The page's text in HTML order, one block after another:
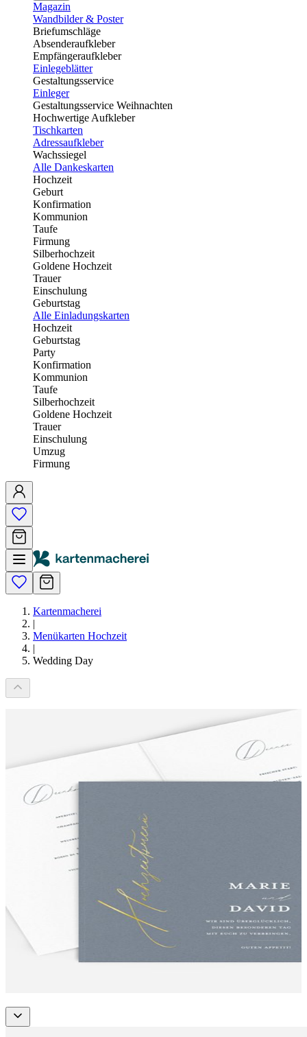
Magazin
Wandbilder & Poster
Briefumschläge
Absenderaufkleber
Empfängeraufkleber
Einlegeblätter
Gestaltungsservice
Einleger
Gestaltungsservice Weihnachten
Hochwertige Aufkleber
Tischkarten
Adressaufkleber
Wachssiegel
Alle Dankeskarten
Hochzeit
Geburt
Konfirmation
Kommunion
Taufe
Firmung
Silberhochzeit
Goldene Hochzeit
Trauer
Einschulung
Geburtstag
Alle Einladungskarten
Hochzeit
Geburtstag
Party
Konfirmation
Kommunion
Taufe
Silberhochzeit
Goldene Hochzeit
Trauer
Einschulung
Umzug
Firmung
Kartenmacherei
|
Menükarten Hochzeit
|
Wedding Day